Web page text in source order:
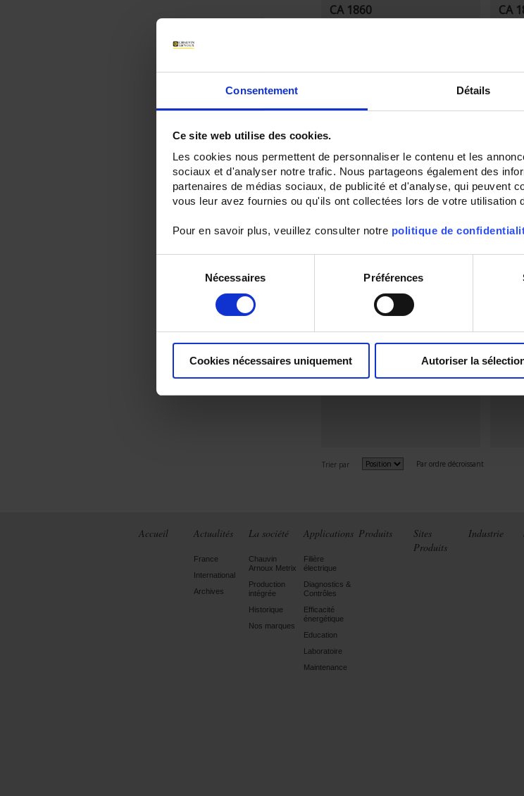
Consentement Détails
Ce site web utilise des cookies.
Les cookies nous permettent de personnaliser le contenu et les
sociaux et d'analyser notre trafic. Nous partageons également des
partenaires de médias sociaux, de publicité et d'analyse, qui peuvent
vous leur avez fournies ou qu'ils ont collectées lors de votre utilisation
Pour en savoir plus, veuillez consulter notre politique de
consentement
Nécessaires Préférences
Cookies nécessaires uniquement Autoriser la
CA 1860 CA
Thermomètre sans contact pour
mesures de - 50 °C à + 1000 °C
Champ de visée 50/1
CA
Trier par Par ordre décroissant
Accueil Actualités
France
International
Archives
La société
Chauvin
Arnoux Metrix
Production
intégrée
Historique
Nos marques
Applications
Filière
électrique
Diagnostics &
Contrôles
Efficacité
énergétique
Education
Laboratoire
Maintenance
Produits
Sites
Produits
Industrie